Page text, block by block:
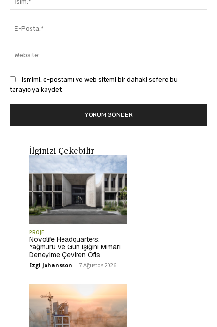
Ismimi, e-postamı ve web sitemi bir dahaki sefere bu
tarayıcıya kaydet.
İlginizi Çekebilir
PROJE
Novolife Headquarters:
Yağmuru ve Gün Işığını Mimari
Deneyime Çeviren Ofis
Ezgi Johansson - 7 Ağustos 2026